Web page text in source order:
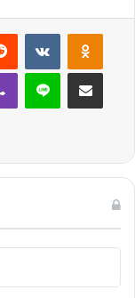
Reddit VKontakte
Viber Line E-Posta ile